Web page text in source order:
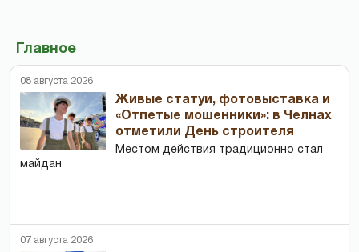
Главное
08 августа 2026
Живые статуи, фотовыставка и
«Отпетые мошенники»: в Челнах
отметили День строителя
Местом действия традиционно стал
майдан
07 августа 2026